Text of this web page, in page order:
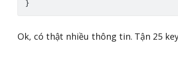
Ok, có thật nhiều thông tin. Tận 25